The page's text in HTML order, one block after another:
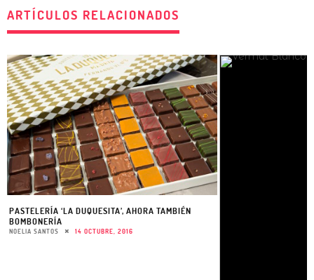
ARTÍCULOS RELACIONADOS
PASTELERÍA ‘LA DUQUESITA’, AHORA TAMBIÉN
BOMBONERÍA
NOELIA SANTOS 14 OCTUBRE, 2016